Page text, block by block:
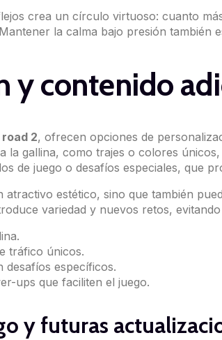
crea un círculo virtuoso: cuanto
la calma bajo presión
y contenido
2, ofrecen opciones de
la gallina, como trajes o colores
de juego o desafíos especiales, que
estético, sino que también
variedad y nuevos retos,
tráfico únicos.
desafíos específicos.
ups que faciliten el juego.
y futuras